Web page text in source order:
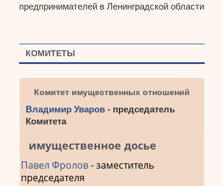
предпринимателей в Ленинградской области
КОМИТЕТЫ
Комитет имущественных отношений
Владимир Уваров - председатель
Комитета
имущественное досье
Павел Фролов- заместитель
председателя